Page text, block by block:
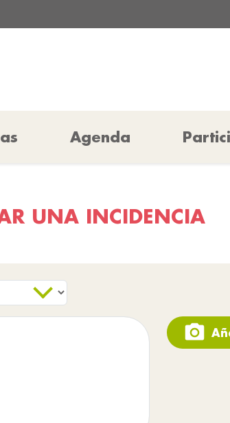
Agenda
UNA INCIDENCIA